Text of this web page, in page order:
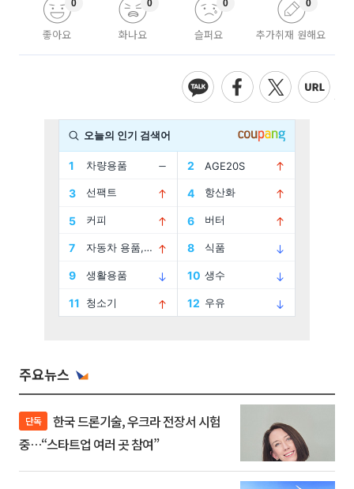
좋아요
0
화나요
0
슬퍼요
0
추가취재 원해요
0
주요뉴스
단독
중…“스타트업 여러 곳 참여”